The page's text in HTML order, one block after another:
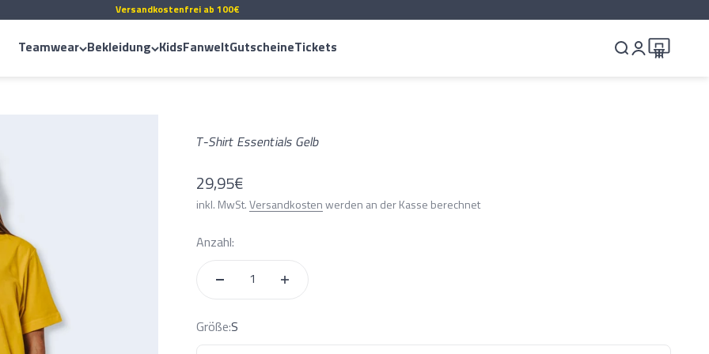
Versandkostenfrei ab 100€
Teamwear
Jersey
Bekleidung
Hoodies/Sweats
Kids FanweltGutscheineTickets
SucheAnmeldenWarenkorb
T-Shirt Essentials Gelb
Angebot
29,95€
inkl. MwSt. Versandkosten werden an der Kasse berechnet
Anzahl:
Größe:S